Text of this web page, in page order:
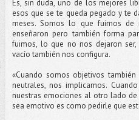
Es, sin duda, uno de los mejores
esos que se te queda pegado y te
meses. Somos lo que fuimos
enseñaron pero también forma
fuimos, lo que no nos dejaron ser,
vacío también nos configura.
«Cuando somos objetivos
neutrales, nos implicamos.
nuestras emociones al otro lado
sea emotivo es como pedirle que